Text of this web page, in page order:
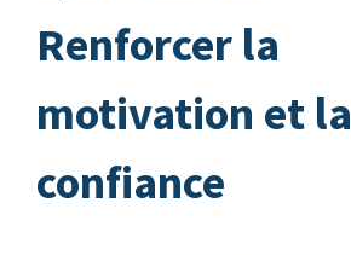
Renforcer la
motivation et la
confiance